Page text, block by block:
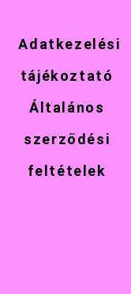
Adatkezelési
tájékoztató
Általános
szerződési
feltételek